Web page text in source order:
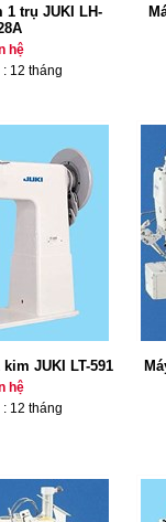
1 trụ JUKI LH-
hệ
: 12 tháng
JUKI LT-591
hệ
: 12 tháng